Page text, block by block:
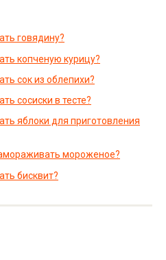
говядину?
копченую курицу?
сок из облепихи?
сосиски в тесте?
яблоки для приготовления
мороженое?
бисквит?